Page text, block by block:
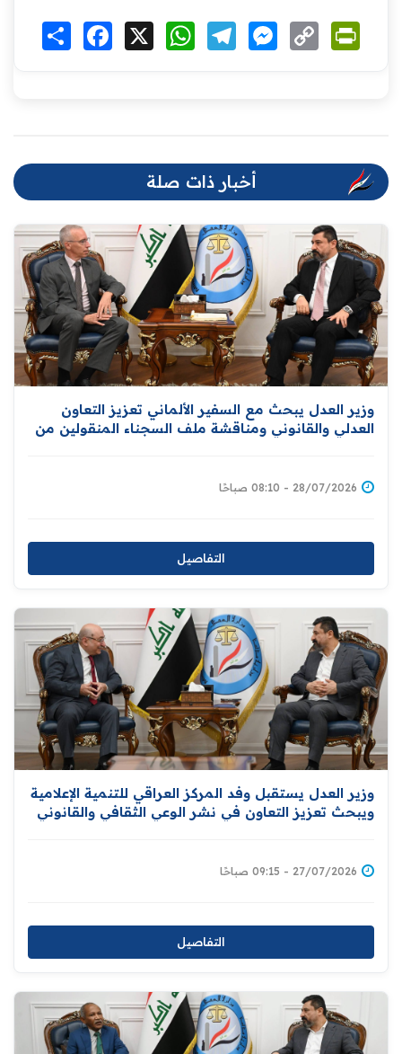
انشر Facebook WhatsAppTelegramMessenger
Copy
Link
أخبار ذات صلة
وزير العدل يبحث مع السفير الألماني تعزيز التعاون
العدلي والقانوني ومناقشة ملف السجناء المنقولين من
28/07/2026 - 08:10 صباحًا
التفاصيل
وزير العدل يستقبل وفد المركز العراقي للتنمية الإعلامية
ويبحث تعزيز التعاون في نشر الوعي الثقافي والقانوني
27/07/2026 - 09:15 صباحًا
التفاصيل